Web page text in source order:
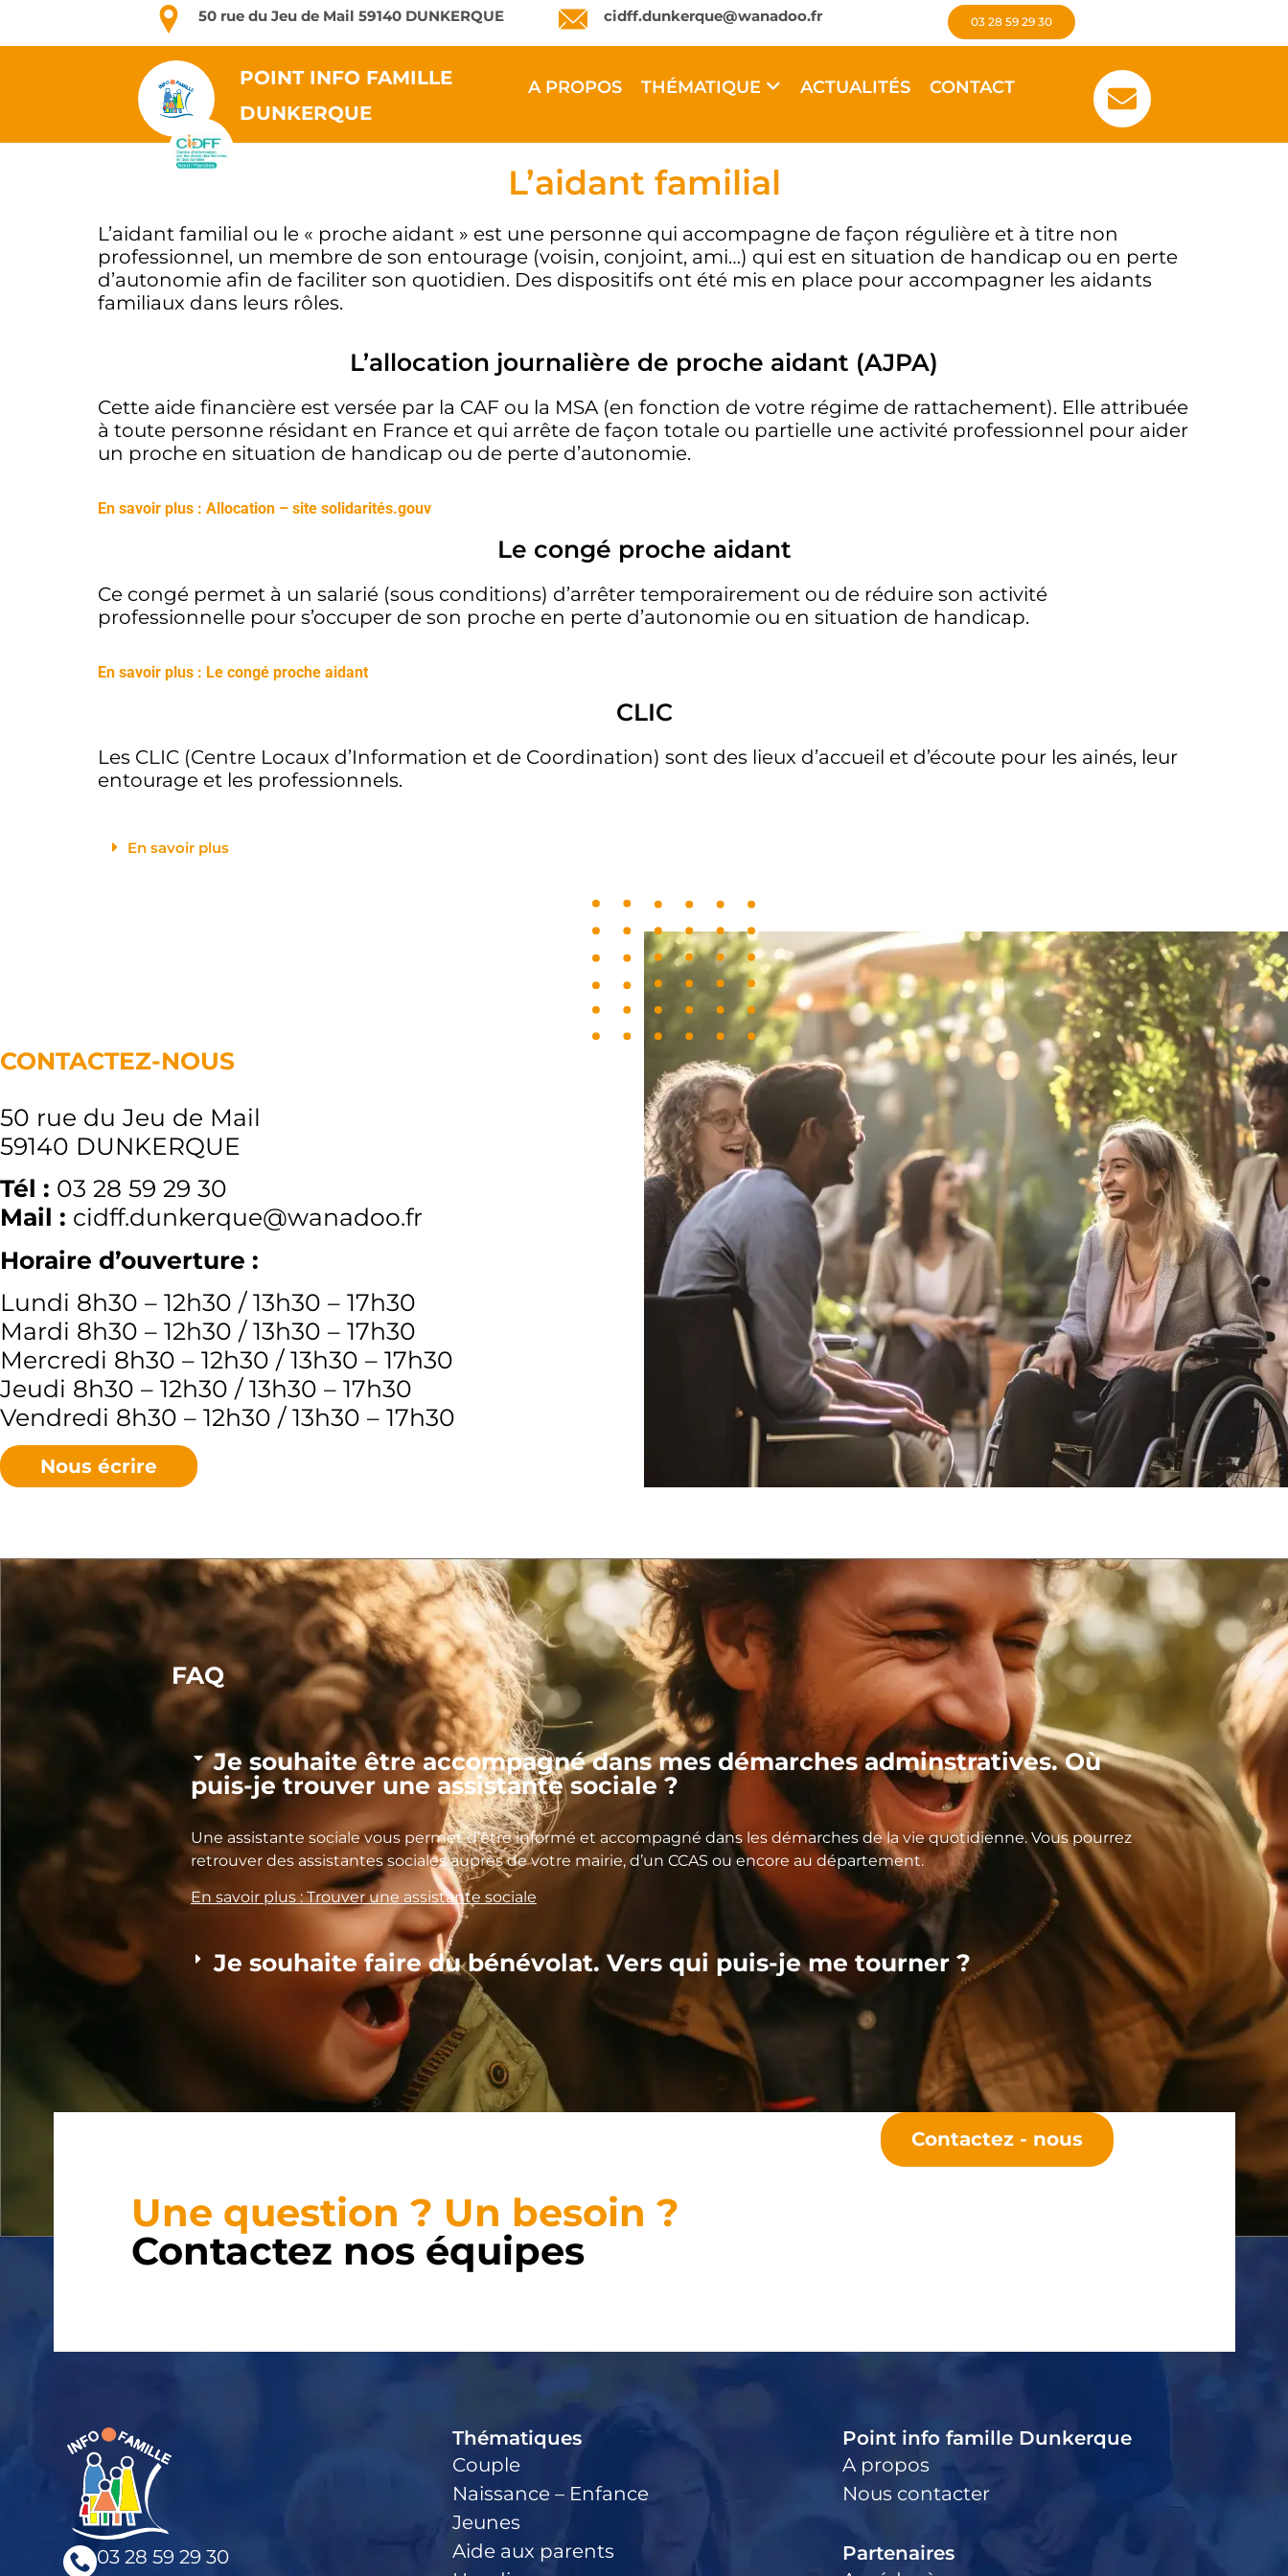
50 rue du Jeu de Mail 59140 DUNKERQUE cidff.dunkerque@wanadoo.fr 03 28 59 29 30
POINT INFO FAMILLE
DUNKERQUE
A PROPOS THÉMATIQUE ACTUALITÉS CONTACT
L’aidant familial
L’aidant familial ou le « proche aidant » est une personne qui accompagne de façon régulière et à titre non
professionnel, un membre de son entourage (voisin, conjoint, ami…) qui est en situation de handicap ou en perte
d’autonomie afin de faciliter son quotidien. Des dispositifs ont été mis en place pour accompagner les aidants
familiaux dans leurs rôles.
L’allocation journalière de proche aidant (AJPA)
Cette aide financière est versée par la CAF ou la MSA (en fonction de votre régime de rattachement). Elle attribuée
à toute personne résidant en France et qui arrête de façon totale ou partielle une activité professionnel pour aider
un proche en situation de handicap ou de perte d’autonomie.
En savoir plus : Allocation – site solidarités.gouv
Le congé proche aidant
Ce congé permet à un salarié (sous conditions) d’arrêter temporairement ou de réduire son activité
professionnelle pour s’occuper de son proche en perte d’autonomie ou en situation de handicap.
En savoir plus : Le congé proche aidant
CLIC
Les CLIC (Centre Locaux d’Information et de Coordination) sont des lieux d’accueil et d’écoute pour les ainés, leur
entourage et les professionnels.
En savoir plus
CONTACTEZ-NOUS
50 rue du Jeu de Mail
59140 DUNKERQUE
Tél : 03 28 59 29 30
Mail : cidff.dunkerque@wanadoo.fr
Horaire d’ouverture :
Lundi 8h30 – 12h30 / 13h30 – 17h30
Mardi 8h30 – 12h30 / 13h30 – 17h30
Mercredi 8h30 – 12h30 / 13h30 – 17h30
Jeudi 8h30 – 12h30 / 13h30 – 17h30
Vendredi 8h30 – 12h30 / 13h30 – 17h30
Nous écrire
FAQ
Je souhaite être accompagné dans mes démarches adminstratives. Où
puis-je trouver une assistante sociale ?
Une assistante sociale vous permet d’être informé et accompagné dans les démarches de la vie quotidienne. Vous pourrez
retrouver des assistantes sociales auprès de votre mairie, d’un CCAS ou encore au département.
En savoir plus : Trouver une assistante sociale
Je souhaite faire du bénévolat. Vers qui puis-je me tourner ?
Une question ? Un besoin ?
Contactez nos équipes
Contactez - nous
03 28 59 29 30
Thématiques
Couple
Naissance – Enfance
Jeunes
Aide aux parents
Point info famille Dunkerque
A propos
Nous contacter
Partenaires